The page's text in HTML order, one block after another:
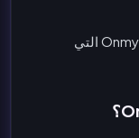
بمجرد إجراء الدفع، سيتم إضافة Onmyoji S-Jades التي